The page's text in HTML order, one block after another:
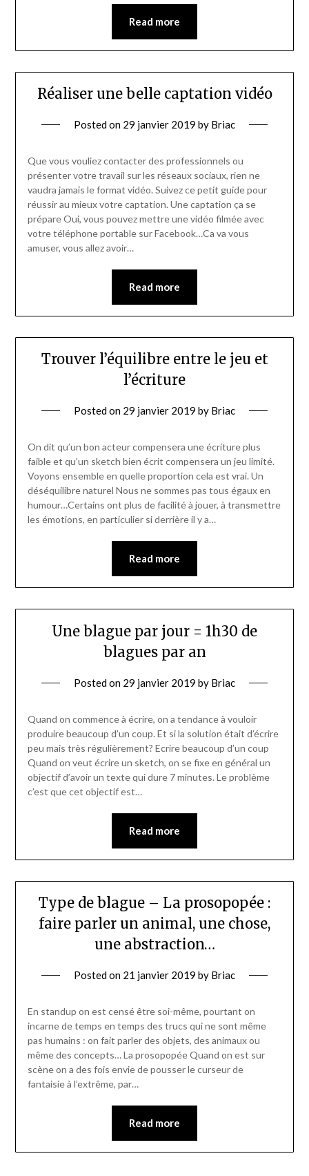
Read more
Réaliser une belle captation vidéo
Posted on 29 janvier 2019 by Briac
Que vous vouliez contacter des professionnels ou
présenter votre travail sur les réseaux sociaux, rien ne
vaudra jamais le format vidéo. Suivez ce petit guide pour
réussir au mieux votre captation. Une captation ça se
prépare Oui, vous pouvez mettre une vidéo filmée avec
votre téléphone portable sur Facebook…Ca va vous
amuser, vous allez avoir…
Read more
Trouver l’équilibre entre le jeu et
l’écriture
Posted on 29 janvier 2019 by Briac
On dit qu’un bon acteur compensera une écriture plus
faible et qu’un sketch bien écrit compensera un jeu limité.
Voyons ensemble en quelle proportion cela est vrai. Un
déséquilibre naturel Nous ne sommes pas tous égaux en
humour…Certains ont plus de facilité à jouer, à transmettre
les émotions, en particulier si derrière il y a…
Read more
Une blague par jour = 1h30 de
blagues par an
Posted on 29 janvier 2019 by Briac
Quand on commence à écrire, on a tendance à vouloir
produire beaucoup d’un coup. Et si la solution était d’écrire
peu mais très régulièrement? Ecrire beaucoup d’un coup
Quand on veut écrire un sketch, on se fixe en général un
objectif d’avoir un texte qui dure 7 minutes. Le problème
c’est que cet objectif est…
Read more
Type de blague – La prosopopée :
faire parler un animal, une chose,
une abstraction…
Posted on 21 janvier 2019 by Briac
En standup on est censé être soi-même, pourtant on
incarne de temps en temps des trucs qui ne sont même
pas humains : on fait parler des objets, des animaux ou
même des concepts… La prosopopée Quand on est sur
scène on a des fois envie de pousser le curseur de
fantaisie à l’extrême, par…
Read more